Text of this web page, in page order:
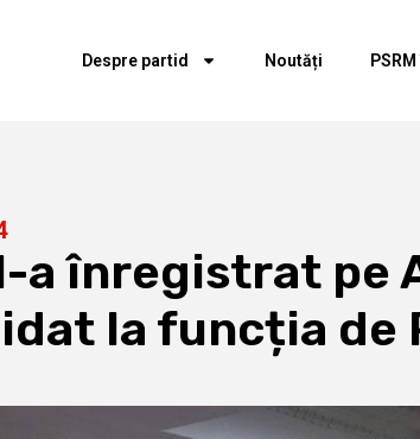
Despre partid Noutăți
l-a înregistrat pe
la funcția de